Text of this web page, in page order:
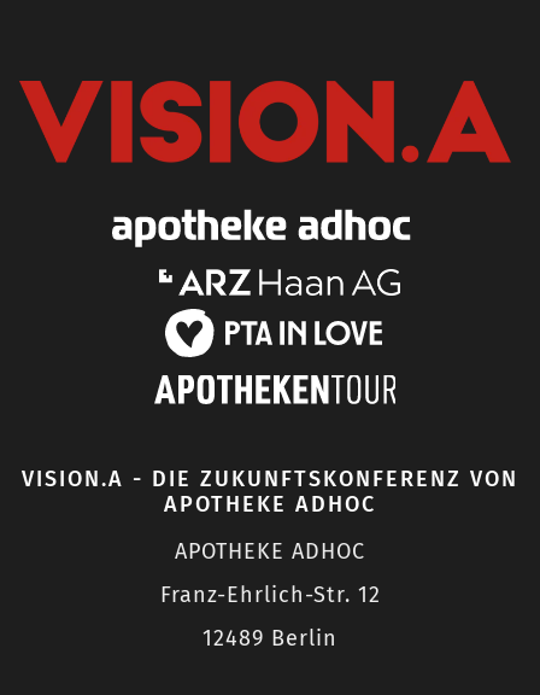
VISION.A - DIE ZUKUNFTSKONFERENZ VON
APOTHEKE ADHOC
APOTHEKE ADHOC
Franz-Ehrlich-Str. 12
12489 Berlin